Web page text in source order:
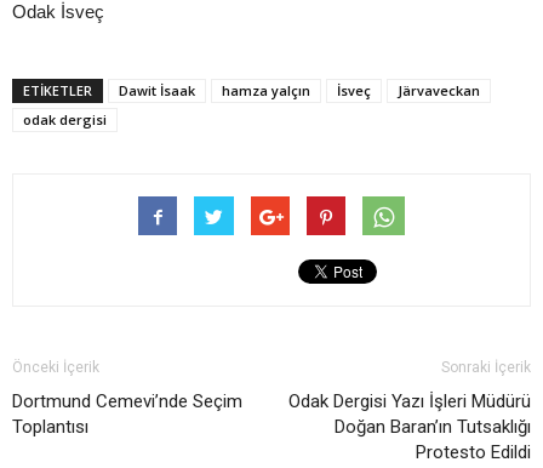
Odak İsveç
ETIKETLER Dawit İsaak hamza yalçın İsveç
Järvaveckan
odak dergisi
Önceki İçerik
Dortmund Cemevi’nde Seçim
Toplantısı
Sonraki İçerik
Odak Dergisi Yazı İşleri Müdürü
Doğan Baran’ın Tutsaklığı
Protesto Edildi